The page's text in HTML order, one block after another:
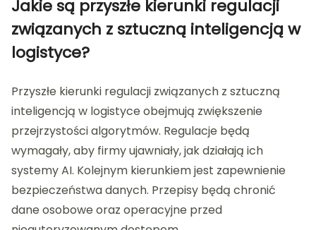
Jakie są przyszłe kierunki regulacji
związanych z sztuczną inteligencją w
logistyce?
Przyszłe kierunki regulacji związanych z sztuczną
inteligencją w logistyce obejmują zwiększenie
przejrzystości algorytmów. Regulacje będą
wymagały, aby firmy ujawniały, jak działają ich
systemy AI. Kolejnym kierunkiem jest zapewnienie
bezpieczeństwa danych. Przepisy będą chronić
dane osobowe oraz operacyjne przed